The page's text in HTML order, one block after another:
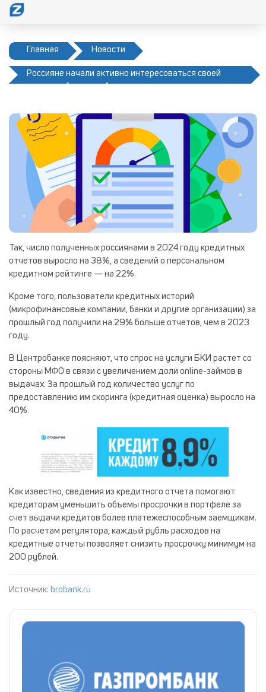
Главная Новости
Россияне начали активно интересоваться своей
Так, число полученных россиянами в 2024 году кредитных
отчетов выросло на 38%, а сведений о персональном
кредитном рейтинге — на 22%.
Кроме того, пользователи кредитных историй
(микрофинансовые компании, банки и другие организации) за
прошлый год получили на 29% больше отчетов, чем в 2023
году.
В Центробанке поясняют, что спрос на услуги БКИ растет со
стороны МФО в связи с увеличением доли online-займов в
выдачах. За прошлый год количество услуг по
предоставлению им скоринга (кредитная оценка) выросло на
40%.
Как известно, сведения из кредитного отчета помогают
кредиторам уменьшить объемы просрочки в портфеле за
счет выдачи кредитов более платежеспособным заемщикам.
По расчетам регулятора, каждый рубль расходов на
кредитные отчеты позволяет снизить просрочку минимум на
200 рублей.
Источник: brobank.ru